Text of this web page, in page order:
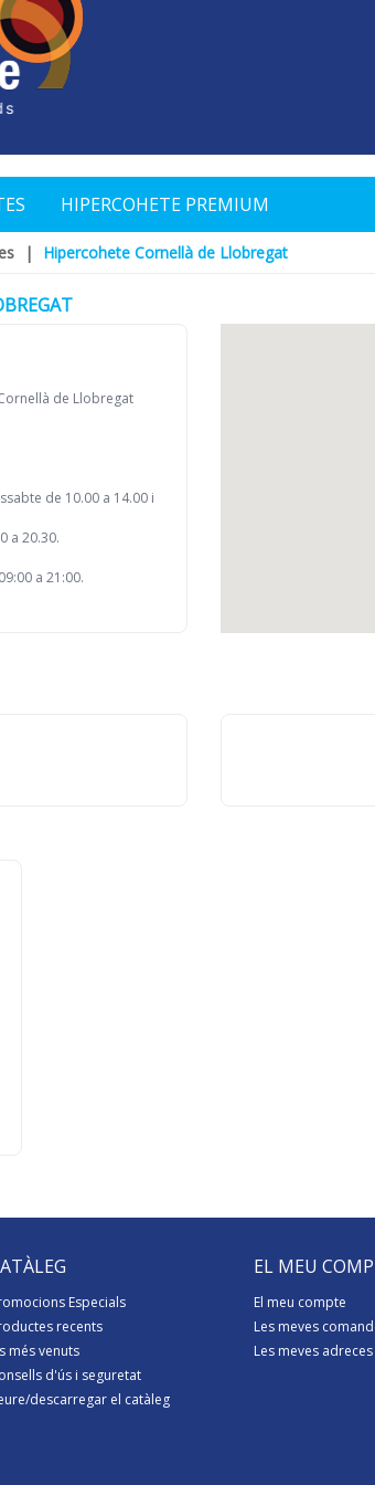
HIPERCOHETE PREMIUM
| Hipercohete Cornellà de Llobregat
de Llobregat
de 10.00 a 14.00 i
a 20.30.
a 21:00.
Especials
recents
més venuts
d'ús i seguretat
descarregar el catàleg
EL MEU
El meu compte
Les meves
Les meves adreces